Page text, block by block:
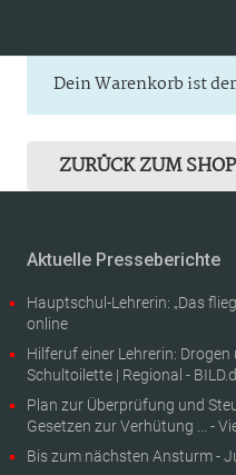
Dein Warenkorb ist
ZURÜCK ZUM SHOP
Aktuelle Presseberichte
Hauptschul-Lehrerin: „Das
online
Hilferuf einer Lehrerin:
Schultoilette | Regional -
Plan zur Überprüfung und
Gesetzen zur Verhütung ... -
Bis zum nächsten Ansturm -